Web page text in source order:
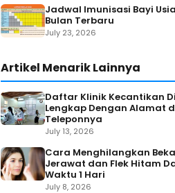
Jadwal Imunisasi Bayi
Bulan Terbaru
July 23, 2026
Artikel Menarik Lainnya
Daftar Klinik Kecantikan
Lengkap Dengan Alamat
Teleponnya
July 13, 2026
Cara Menghilangkan
Jerawat dan Flek Hitam
Waktu 1 Hari
July 8, 2026